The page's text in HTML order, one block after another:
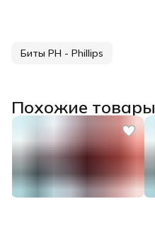
Биты PH - Phillips
Похожие товары